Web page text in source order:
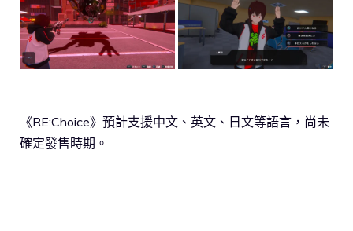
《RE:Choice》預計支援中文、英文、日文等語言，尚未
確定發售時期。